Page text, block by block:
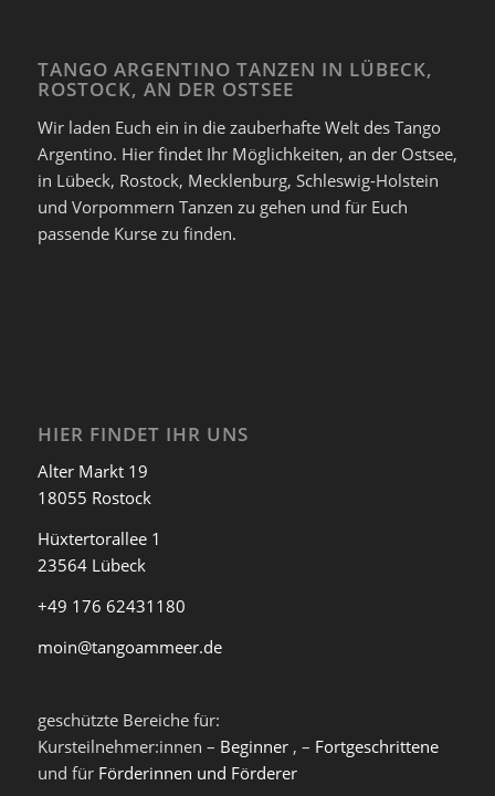
TANGO ARGENTINO TANZEN IN LÜBECK,
ROSTOCK, AN DER OSTSEE
Wir laden Euch ein in die zauberhafte Welt des Tango
Argentino. Hier findet Ihr Möglichkeiten, an der Ostsee,
in Lübeck, Rostock, Mecklenburg, Schleswig-Holstein
und Vorpommern Tanzen zu gehen und für Euch
passende Kurse zu finden.
HIER FINDET IHR UNS
Alter Markt 19
18055 Rostock
Hüxtertorallee 1
23564 Lübeck
+49 176 62431180
moin@tangoammeer.de
geschützte Bereiche für:
Kursteilnehmer:innen – Beginner, – Fortgeschrittene
und für Förderinnen und Förderer